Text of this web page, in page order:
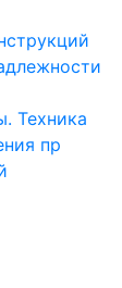
Техника
пр